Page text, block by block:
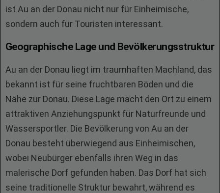
ist Au an der Donau nicht nur für Einheimische,
sondern auch für Touristen interessant.
Geographische Lage und Bevölkerungsstruktur
Au an der Donau liegt im traumhaften Machland, das
bekannt ist für seine fruchtbaren Böden und die
Nähe zur Donau. Diese Lage macht den Ort zu einem
attraktiven Anziehungspunkt für Naturfreunde und
Wassersportler. Die Bevölkerung von Au an der
Donau besteht überwiegend aus Einheimischen,
wobei Neubürger ebenfalls ihren Weg in das
malerische Dorf gefunden haben. Das Dorf hat sich
seine traditionelle Struktur bewahrt, während es